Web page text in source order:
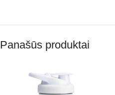
Panašūs produktai